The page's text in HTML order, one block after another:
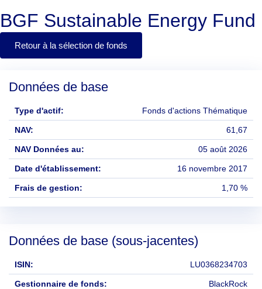
BGF Sustainable Energy Fund
Retour à la sélection de fonds
Données de base
Type d'actif: Fonds d'actions Thématique
NAV: 61,67
NAV Données au: 05 août 2026
Date d'établissement: 16 novembre 2017
Frais de gestion: 1,70 %
Données de base (sous-jacentes)
ISIN: LU0368234703
Gestionnaire de fonds: BlackRock